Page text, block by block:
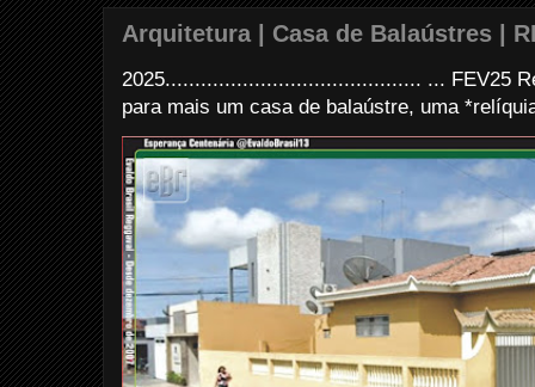
Arquitetura | Casa de Balaústres |
2025........................................... ... FEV25
para mais um casa de balaústre, uma